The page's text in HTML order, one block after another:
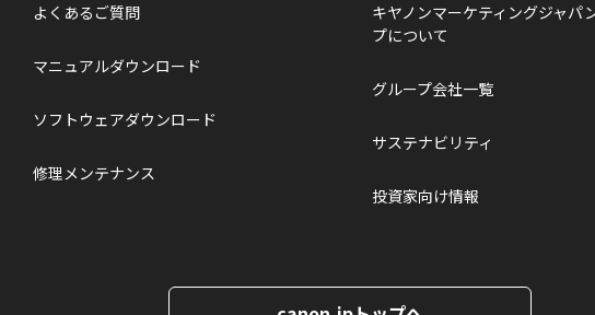
よくあるご質問
マニュアルダウンロード
ソフトウェアダウンロード
修理メンテナンス
キヤノンマーケティングジャパ
プについて
グループ会社一覧
サステナビリティ
投資家向け情報